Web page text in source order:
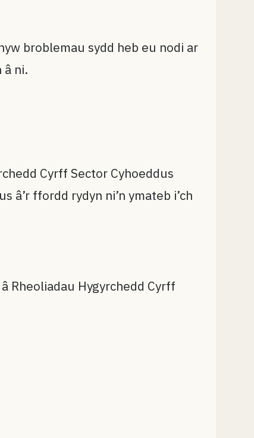
broblemau sydd heb eu nodi ar
â ni.
Cyrff Sector Cyhoeddus
â’r ffordd rydyn ni’n ymateb i’ch
Rheoliadau Hygyrchedd Cyrff